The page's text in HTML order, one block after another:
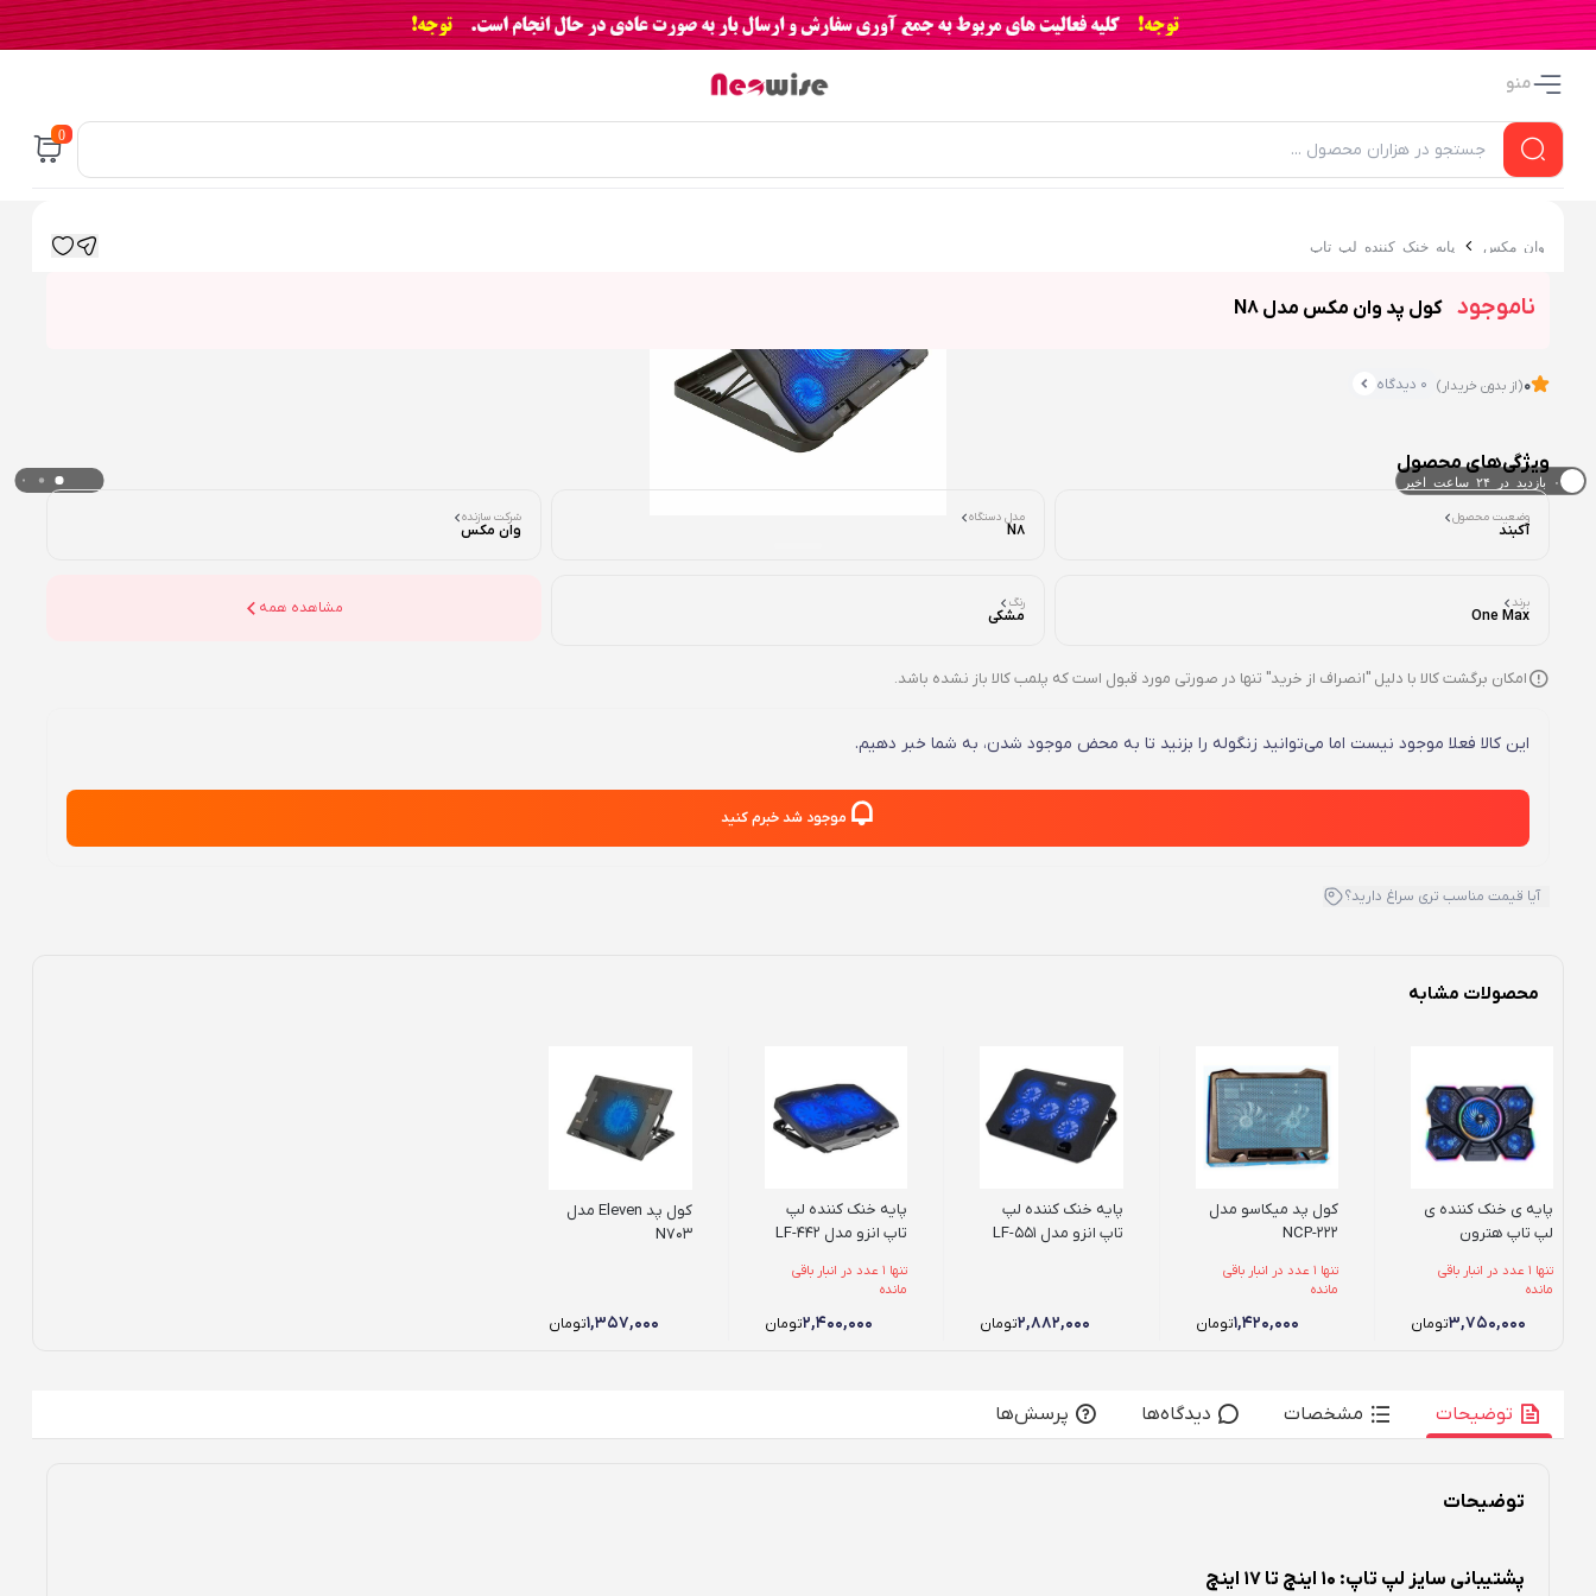
منو
0
۰ خریدار در ۱ ماه اخیر
وان مکس پایه خنک کننده لپ تاپ
ناموجود کول پد وان مکس مدل N8
0(از بدون خریدار) 0 دیدگاه
ویژگی‌های محصول
وضعیت محصول
آکبند
مدل دستگاه
N8
شرکت سازنده
وان مکس
برند
One Max
رنگ
مشکی مشاهده همه
امکان برگشت کالا با دلیل "انصراف از خرید" تنها در صورتی مورد قبول است که پلمب کالا باز نشده باشد.
این کالا فعلا موجود نیست اما می‌توانید زنگوله را بزنید تا به محض موجود شدن، به شما خبر دهیم.
موجود شد خبرم کنید
آیا قیمت مناسب تری سراغ دارید؟
محصولات مشابه
پایه ی خنک کننده ی
لپ تاپ هترون
تنها 1 عدد در انبار باقی
مانده
۳,۷۵۰,۰۰۰تومان
کول پد میکاسو مدل
NCP-222
تنها 1 عدد در انبار باقی
مانده
۱,۴۲۰,۰۰۰تومان
پایه خنک کننده لپ
تاپ انزو مدل LF-551
۲,۸۸۲,۰۰۰تومان
پایه خنک کننده لپ
تاپ انزو مدل LF-442
تنها 1 عدد در انبار باقی
مانده
۲,۴۰۰,۰۰۰تومان
کول پد Eleven مدل
N703
۱,۳۵۷,۰۰۰تومان
توضیحات مشخصات دیدگاه‌ها پرسش‌ها
توضیحات
پشتیبانی سایز لپ تاپ: 10 اینچ تا 17 اینچ